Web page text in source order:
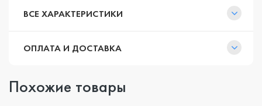
ВСЕ ХАРАКТЕРИСТИКИ
ОПЛАТА И ДОСТАВКА
Похожие товары